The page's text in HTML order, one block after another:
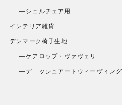
シェルチェア用
インテリア雑貨
デンマーク椅子生地
ケアロップ・ヴァヴェリ
デニッシュアートウィーヴィング